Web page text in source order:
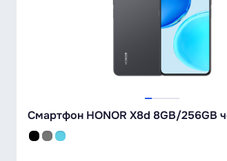
Смартфон HONOR X8d 8GB/256GB